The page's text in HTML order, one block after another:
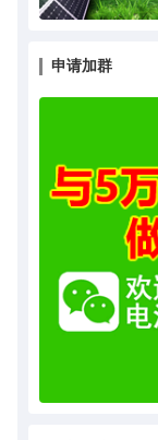
申请加群